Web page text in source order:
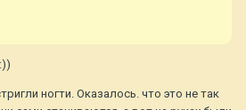
ногти. Оказалось. что это не так